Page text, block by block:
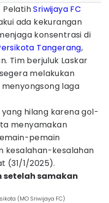
PelatihSriwijaya FC
ada kekurangan
konsentrasi di
Tangerang,
Tim berjuluk Laskar
melakukan
laga
hilang karena gol-
menyamakan
pemain
kesalahan-kesalahan
(31/1/2025).
setelah samakan
(MO Sriwijaya FC)